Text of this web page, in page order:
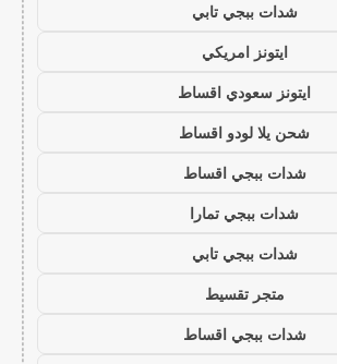
شدات ببجي تابي
ايتونز امريكي
ايتونز سعودي اقساط
شحن يلا لودو اقساط
شدات ببجي اقساط
شدات ببجي تمارا
شدات ببجي تابي
متجر تقسيط
شدات ببجي اقساط